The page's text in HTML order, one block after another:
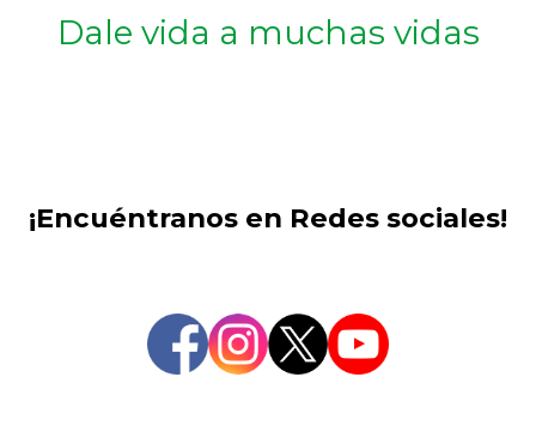
Dale vida a muchas vidas
¡Encuéntranos en Redes sociales!